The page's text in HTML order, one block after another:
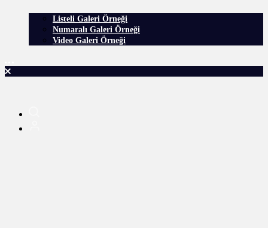
Listeli Galeri Örneği
Numaralı Galeri Örneği
Video Galeri Örneği